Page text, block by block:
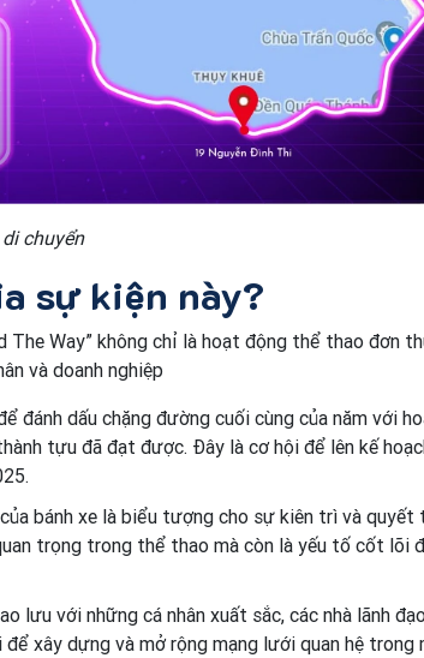
chuyển
sự kiện này?
The Way” không chỉ là hoạt động thể thao đơn
và doanh nghiệp
đánh dấu chặng đường cuối cùng của năm với
tựu đã đạt được. Đây là cơ hội để lên kế
bánh xe là biểu tượng cho sự kiên trì và quyết
trọng trong thể thao mà còn là yếu tố cốt lõi
lưu với những cá nhân xuất sắc, các nhà lãnh
xây dựng và mở rộng mạng lưới quan hệ trong